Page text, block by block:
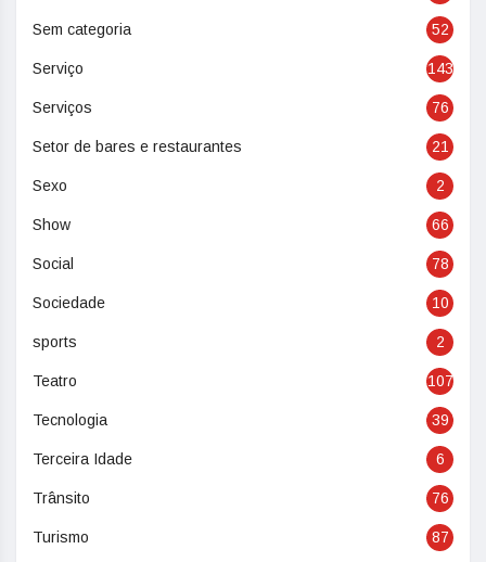
Sem categoria 52
Serviço 143
Serviços 76
Setor de bares e restaurantes 21
Sexo 2
Show 66
Social 78
Sociedade 10
sports 2
Teatro 107
Tecnologia 39
Terceira Idade 6
Trânsito 76
Turismo 87